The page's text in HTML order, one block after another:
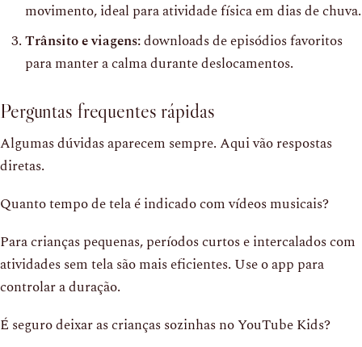
movimento, ideal para atividade física em dias de chuva.
Trânsito e viagens:downloads de episódios favoritos
para manter a calma durante deslocamentos.
Perguntas frequentes rápidas
Algumas dúvidas aparecem sempre. Aqui vão respostas
diretas.
Quanto tempo de tela é indicado com vídeos musicais?
Para crianças pequenas, períodos curtos e intercalados com
atividades sem tela são mais eficientes. Use o app para
controlar a duração.
É seguro deixar as crianças sozinhas no YouTube Kids?